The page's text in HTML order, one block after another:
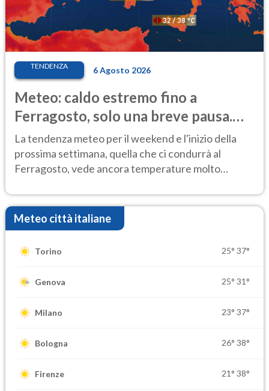
TENDENZA 6 Agosto 2026
Meteo: caldo estremo fino a
Ferragosto, solo una breve pausa.
Ecco dove
La tendenza meteo per il weekend e l'inizio della
prossima settimana, quella che ci condurrà al
Ferragosto, vede ancora temperature molto
Meteo città italiane
Torino 25° 37°
Genova 25° 31°
Milano 23° 37°
Bologna 26° 38°
Firenze 21° 38°